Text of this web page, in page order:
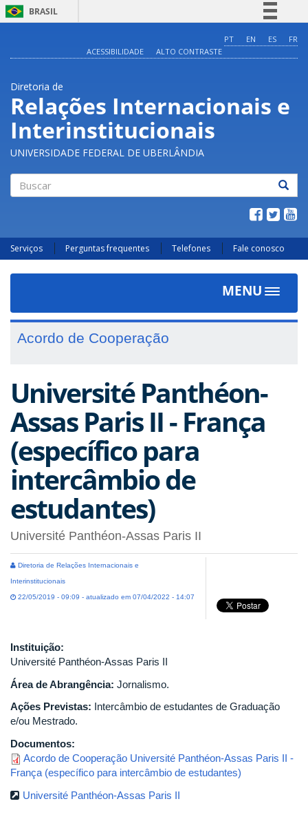
BRASIL
Comunica BR
Acesso à informação
Legislação
Canais
PT EN ES
FR
ACESSIBILIDADE
ALTO CONTRASTE
Diretoria de
Relações Internacionais e
Interinstitucionais
UNIVERSIDADE FEDERAL DE UBERLÂNDIA
Serviços Perguntas frequentes Telefones Fale conosco
MENU
Toggle
Acordo de Cooperação
Université Panthéon-
Assas Paris II - França
(específico para
intercâmbio de
estudantes)
Université Panthéon-Assas Paris II
Diretoria de Relações Internacionais e
Interinstitucionais
22/05/2019 - 09:09 - atualizado em 07/04/2022 - 14:07
Instituição:
Université Panthéon-Assas Paris II
Área de Abrangência: Jornalismo.
Ações Previstas: Intercâmbio de estudantes de Graduação
e/ou Mestrado.
Documentos:
Acordo de Cooperação Université Panthéon-Assas Paris II -
França (específico para intercâmbio de estudantes)
Université Panthéon-Assas Paris II